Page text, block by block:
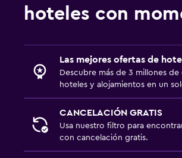
hoteles con
Las mejores ofertas de
Descubre más de 3 millones de
hoteles y alojamientos en un
CANCELACIÓN GRATIS
Usa nuestro filtro para
con cancelación gratis.